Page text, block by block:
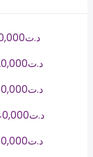
210,000د.ت
220,000د.ت
230,000د.ت
240,000د.ت
250,000د.ت